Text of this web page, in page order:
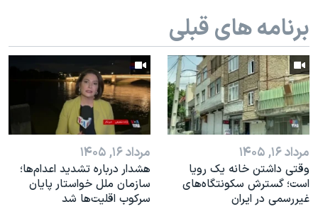
نرگس محمدی برنده جایزه نوبل صلح
همایش محافظه‌کاران آمریکا «سی‌پک»
صفحه‌های ویژه
سفر پرزیدنت ترامپ به چین
برنامه های قبلی
مرداد ۱۶, ۱۴۰۵
وقتی داشتن خانه یک رویا
است؛ گسترش سکونتگاه‌های
غیررسمی در ایران
مرداد ۱۶, ۱۴۰۵
هشدار درباره تشدید اعدام‌ها؛
سازمان ملل خواستار پایان
سرکوب اقلیت‌ها شد